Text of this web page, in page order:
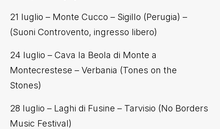
21 luglio – Monte Cucco – Sigillo (Perugia) –
(Suoni Controvento, ingresso libero)
24 luglio – Cava la Beola di Monte a
Montecrestese – Verbania (Tones on the
Stones)
28 luglio – Laghi di Fusine – Tarvisio (No Borders
Music Festival)